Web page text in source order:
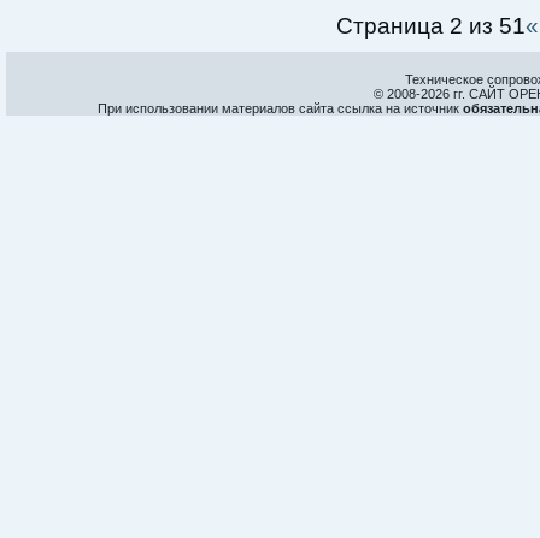
Страница 2 из 51«
Техническое
© 2008-2026 гг. САЙТ
При использовании материалов сайта ссылка на источник